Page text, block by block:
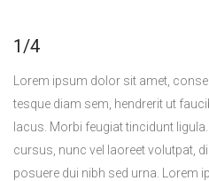
1/4
Lorem ipsum dolor sit amet,
tesque diam sem, hendrerit ut
lacus. Morbi feugiat tincidunt
cursus, nunc vel laoreet volutpat,
posuere dui nibh sed urna. Lorem